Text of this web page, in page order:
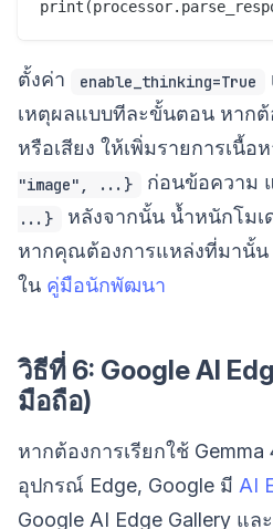
ตั้งค่า enable_thinking=True
เหตุผลแบบทีละขั้นตอน หาก
หรือเสียง ให้เพิ่มรายการเนื้อ
"image", ...}
ก่อนข้อความ
...}
หลังจากนั้น น้ำหนักโมเ
หากคุณต้องการแหล่งที่มานั้น
ใน คู่มือนักพัฒนา
วิธีที่ 6: Google AI
มือถือ)
หากต้องการเรียกใช้
อุปกรณ์ Edge, Google มี AI
Google AI Edge Gallery แล